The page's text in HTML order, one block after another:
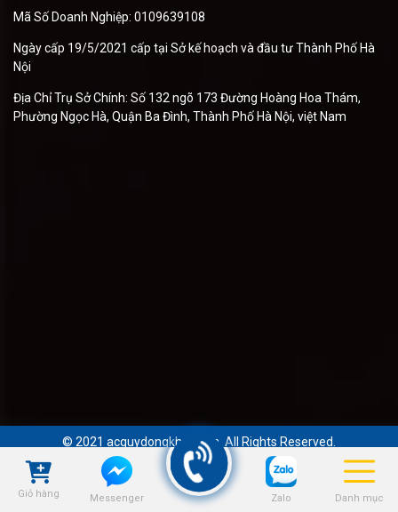
Giỏ hàng Messenger Zalo Danh mục
Mã Số Doanh Nghiệp: 0109639108
Ngày cấp 19/5/2021 cấp tại Sở kế hoạch và đầu tư Thành Phố Hà
Nội
Địa Chỉ Trụ Sở Chính: Số 132 ngõ 173 Đường Hoàng Hoa Thám,
Phường Ngọc Hà, Quận Ba Đình, Thành Phố Hà Nội, việt Nam
© 2021 acquydongkhanh.vn. All Rights Reserved.